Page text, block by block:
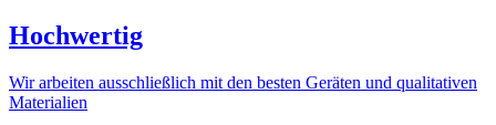
Hochwertig
Wir arbeiten ausschließlich mit den besten Geräten und qualitativen
Materialien